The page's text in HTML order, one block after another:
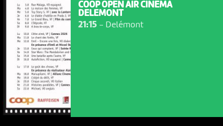
COOP OPEN AIR CINEMA
DELEMONT
21:15 - Delémont